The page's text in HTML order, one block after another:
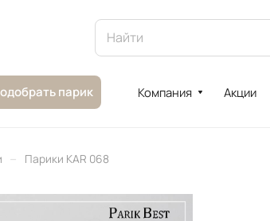
парик Компания Акции
– Парики KAR 068